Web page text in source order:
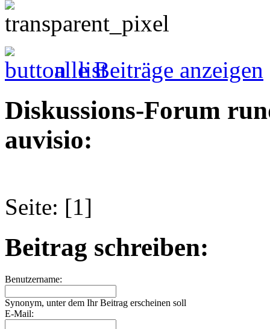
alle Beiträge anzeigen
Diskussions-Forum
auvisio:
Seite: [1]
Beitrag schreiben:
Benutzername:
Synonym, unter dem Ihr Beitrag erscheinen soll
E-Mail: